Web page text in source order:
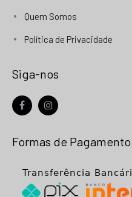
Quem Somos
Política de Privacidade
Siga-nos
Formas de Pagamento